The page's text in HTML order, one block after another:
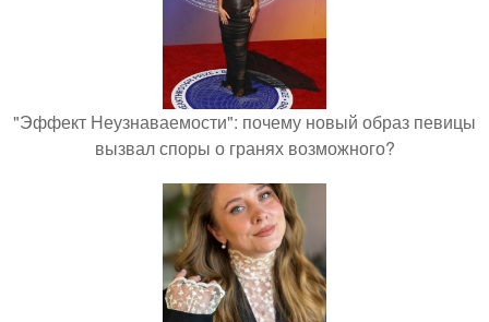
"Эффект Неузнаваемости": почему новый образ певицы
вызвал споры о гранях возможного?